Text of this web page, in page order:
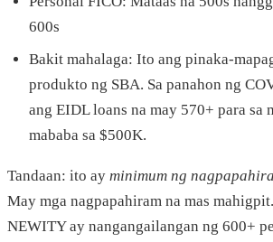
600s
Bakit mahalaga: Ito ang pinaka-
produkto ng SBA. Sa panahon ng
ang EIDL loans na may 570+ para sa
mababa sa $500K.
Tandaan: ito ay minimum ng
May mga nagpapahiram na mas
NEWITY ay nangangailangan ng 600+